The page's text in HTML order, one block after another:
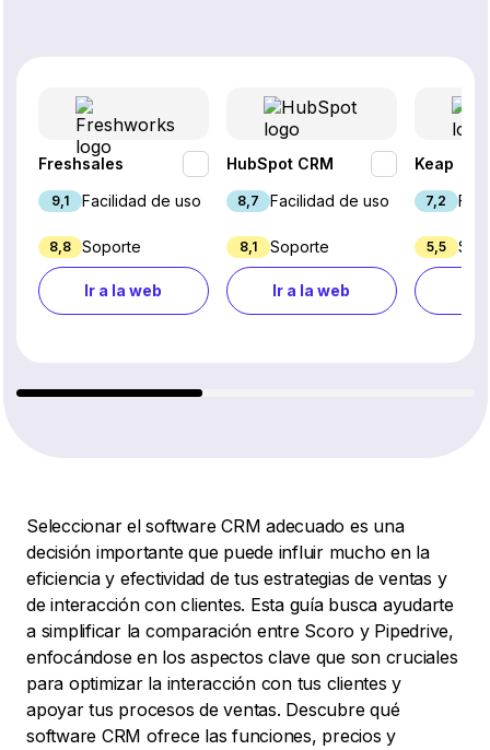
Freshsales
9,1 Facilidad de uso
8,8 Soporte
Ir a la web
HubSpot CRM
8,7 Facilidad de uso
8,1 Soporte
Ir a la web
Keap
7,2
5,5
Seleccionar el software CRM adecuado es una
decisión importante que puede influir mucho en la
eficiencia y efectividad de tus estrategias de ventas y
de interacción con clientes. Esta guía busca ayudarte
a simplificar la comparación entre Scoro y Pipedrive,
enfocándose en los aspectos clave que son cruciales
para optimizar la interacción con tus clientes y
apoyar tus procesos de ventas. Descubre qué
software CRM ofrece las funciones, precios y